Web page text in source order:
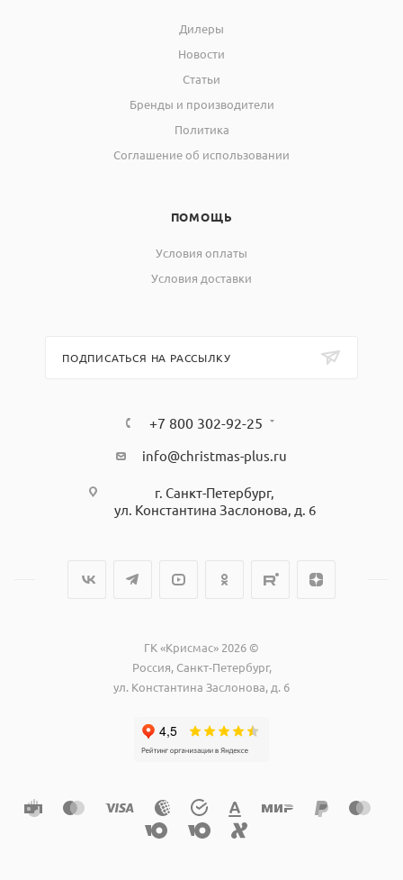
Дилеры
Новости
Статьи
Бренды и производители
Политика
Соглашение об использовании
ПОМОЩЬ
Условия оплаты
Условия доставки
ПОДПИСАТЬСЯ НА РАССЫЛКУ
+7 800 302-92-25
info@christmas-plus.ru
г. Санкт-Петербург,
ул. Константина Заслонова, д. 6
ГК «Крисмас» 2026 ©
Россия, Санкт-Петербург,
ул. Константина Заслонова, д. 6